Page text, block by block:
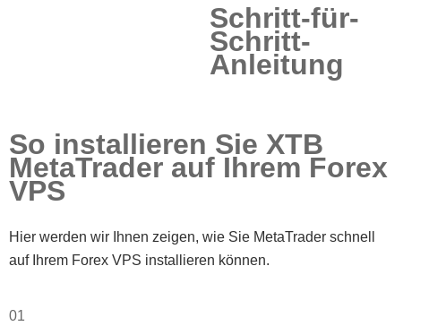
Schritt-für-
Schritt-
Anleitung
So installieren Sie XTB
MetaTrader auf Ihrem Forex
VPS
Hier werden wir Ihnen zeigen, wie Sie MetaTrader schnell
auf Ihrem Forex VPS installieren können.
01